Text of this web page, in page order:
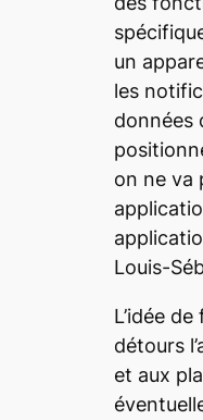
un
les
données
on ne va
Louis-
L’idée
détours
et aux